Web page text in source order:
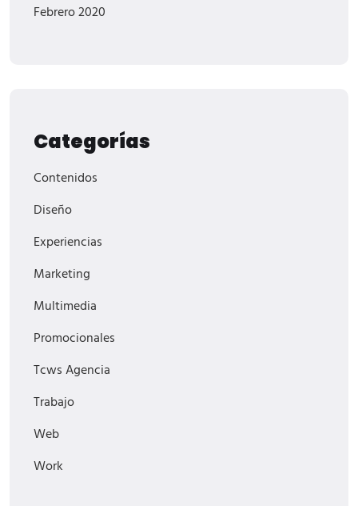
Febrero 2020
Categorías
Contenidos
Diseño
Experiencias
Marketing
Multimedia
Promocionales
Tcws Agencia
Trabajo
Web
Work